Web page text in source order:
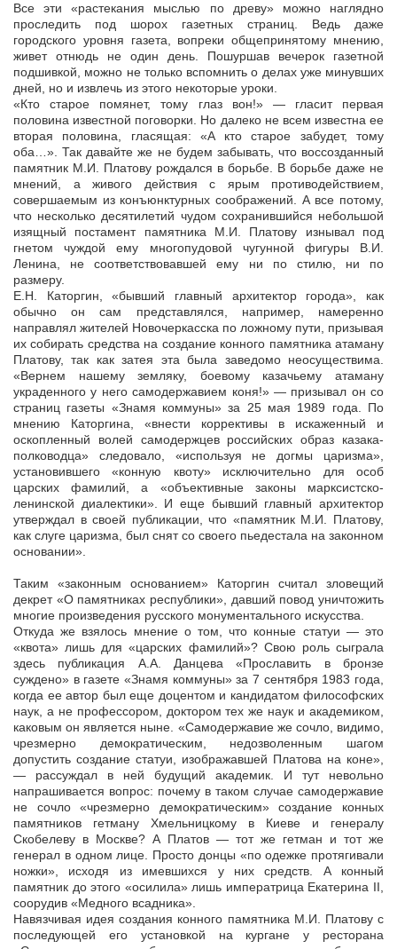
Все эти «растекания мыслью по древу» можно наглядно
проследить под шорох газетных страниц. Ведь даже
городского уровня газета, вопреки общепринятому мнению,
живет отнюдь не один день. Пошуршав вечерок газетной
подшивкой, можно не только вспомнить о делах уже минувших
дней, но и извлечь из этого некоторые уроки.
«Кто старое помянет, тому глаз вон!» — гласит первая
половина известной поговорки. Но далеко не всем известна ее
вторая половина, гласящая: «А кто старое забудет, тому
оба…». Так давайте же не будем забывать, что воссозданный
памятник М.И. Платову рождался в борьбе. В борьбе даже не
мнений, а живого действия с ярым противодействием,
совершаемым из конъюнктурных соображений. А все потому,
что несколько десятилетий чудом сохранившийся небольшой
изящный постамент памятника М.И. Платову изнывал под
гнетом чуждой ему многопудовой чугунной фигуры В.И.
Ленина, не соответствовавшей ему ни по стилю, ни по
размеру.
Е.Н. Каторгин, «бывший главный архитектор города», как
обычно он сам представлялся, например, намеренно
направлял жителей Новочеркасска по ложному пути, призывая
их собирать средства на создание конного памятника атаману
Платову, так как затея эта была заведомо неосуществима.
«Вернем нашему земляку, боевому казачьему атаману
украденного у него самодержавием коня!» — призывал он со
страниц газеты «Знамя коммуны» за 25 мая 1989 года. По
мнению Каторгина, «внести коррективы в искаженный и
оскопленный волей самодержцев российских образ казака-
полководца» следовало, «используя не догмы царизма»,
установившего «конную квоту» исключительно для особ
царских фамилий, а «объективные законы марксистско-
ленинской диалектики». И еще бывший главный архитектор
утверждал в своей публикации, что «памятник М.И. Платову,
как слуге царизма, был снят со своего пьедестала на законном
основании».
Таким «законным основанием» Каторгин считал зловещий
декрет «О памятниках республики», давший повод уничтожить
многие произведения русского монументального искусства.
Откуда же взялось мнение о том, что конные статуи — это
«квота» лишь для «царских фамилий»? Свою роль сыграла
здесь публикация А.А. Данцева «Прославить в бронзе
суждено» в газете «Знамя коммуны» за 7 сентября 1983 года,
когда ее автор был еще доцентом и кандидатом философских
наук, а не профессором, доктором тех же наук и академиком,
каковым он является ныне. «Самодержавие же сочло, видимо,
чрезмерно демократическим, недозволенным шагом
допустить создание статуи, изображавшей Платова на коне»,
— рассуждал в ней будущий академик. И тут невольно
напрашивается вопрос: почему в таком случае самодержавие
не сочло «чрезмерно демократическим» создание конных
памятников гетману Хмельницкому в Киеве и генералу
Скобелеву в Москве? А Платов — тот же гетман и тот же
генерал в одном лице. Просто донцы «по одежке протягивали
ножки», исходя из имевшихся у них средств. А конный
памятник до этого «осилила» лишь императрица Екатерина II,
соорудив «Медного всадника».
Навязчивая идея создания конного памятника М.И. Платову с
последующей его установкой на кургане у ресторана